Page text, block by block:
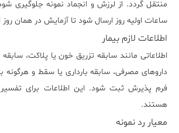
منتقل گردد. از لرزش و انجماد نمونه جلوگیری
ساعات اولیه روز ارسال شود تا آزمایش در همان
اطلاعات لازم بیمار
اطلاعاتی مانند سابقه تزریق خون یا پلاکت،
داروهای مصرفی، سابقه بارداری یا سقط و هرگونه
فرم پذیرش ثبت شود. این اطلاعات برای
هستند.
معیار رد نمونه